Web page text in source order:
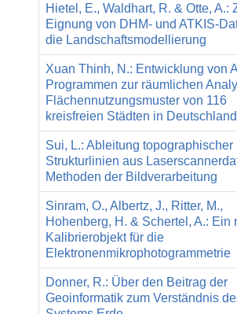
Hietel, E., Waldhart, R. & Otte, A.:
Eignung von DHM- und ATKIS-
die Landschaftsmodellierung
Xuan Thinh, N.: Entwicklung von
Programmen zur räumlichen
Flächennutzungsmuster von 116
kreisfreien Städten in Deutschland
Sui, L.: Ableitung topographischer
Strukturlinien aus
Methoden der Bildverarbeitung
Sinram, O., Albertz, J., Ritter, M.,
Hohenberg, H. & Schertel, A.: Ein
Kalibrierobjekt für die
Elektronenmikrophotogrammetrie
Donner, R.: Über den Beitrag der
Geoinformatik zum Verständnis